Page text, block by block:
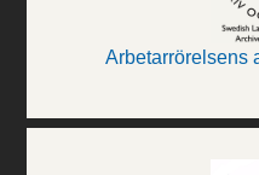
Arbetarrörelsens